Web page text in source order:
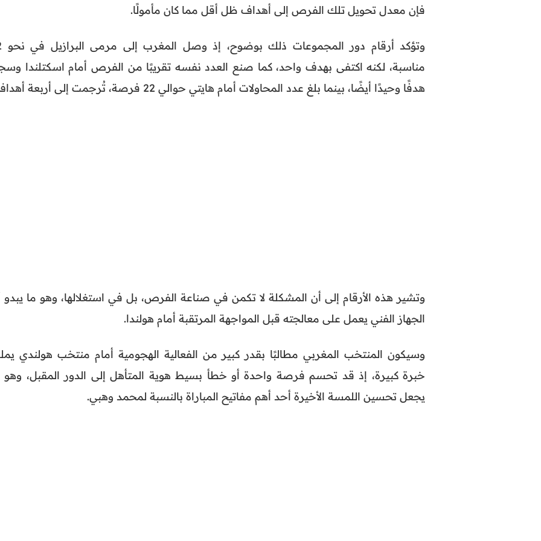
فإن معدل تحويل تلك الفرص إلى أهداف ظل أقل مما كان مأمولًا.
وتؤكد
مناسبة، لكنه اكتفى بهدف واحد، كما صنع العدد نفسه تقريبًا من الفرص أمام اسكتلندا
هدفًا وحيدًا أيضًا، بينما بلغ عدد المحاولات أمام هايتي حوالي 22 فرصة، تُرجمت إلى أربعة أهداف.
وتشير هذه الأرقام إلى أن المشكلة لا تكمن في صناعة الفرص، بل في استغلالها، وهو ما يبدو
الجهاز الفني يعمل على معالجته قبل المواجهة المرتقبة أمام هولندا.
وسيكون المنتخب المغربي مطالبًا بقدر كبير من الفعالية الهجومية أمام منتخب هولندي
خبرة كبيرة، إذ قد تحسم فرصة واحدة أو خطأ بسيط هوية المتأهل إلى الدور المقبل، وهو
يجعل تحسين اللمسة الأخيرة أحد أهم مفاتيح المباراة بالنسبة لمحمد وهبي.